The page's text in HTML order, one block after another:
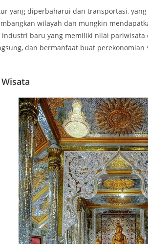
yang diperbaharui dan transportasi,
wilayah dan mungkin
baru yang memiliki nilai
dan bermanfaat buat